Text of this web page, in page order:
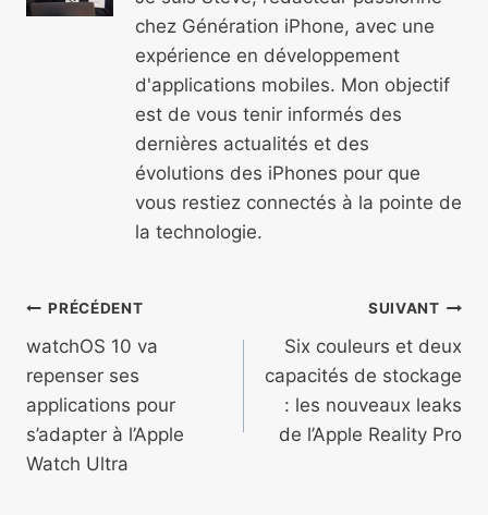
chez Génération iPhone, avec une
expérience en développement
d'applications mobiles. Mon objectif
est de vous tenir informés des
dernières actualités et des
évolutions des iPhones pour que
vous restiez connectés à la pointe de
la technologie.
Navigation
de
l’article
PRÉCÉDENT
watchOS 10 va
repenser ses
applications pour
s’adapter à l’Apple
Watch Ultra
SUIVANT
Six couleurs et deux
capacités de stockage
: les nouveaux leaks
de l’Apple Reality Pro